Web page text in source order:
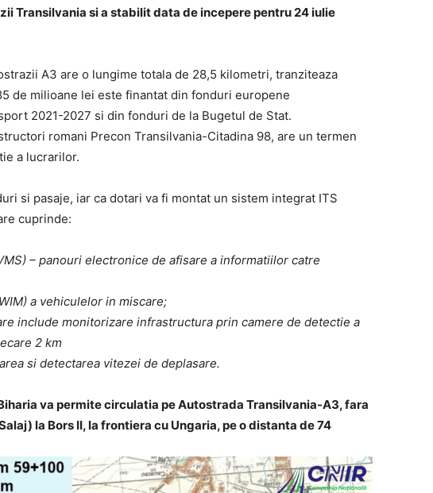
Transilvania si a stabilit data de incepere pentru 24 iulie
A3 are o lungime totala de 28,5 kilometri, tranziteaza
de milioane lei este finantat din fonduri europene
2021-2027 si din fonduri de la Bugetul de Stat.
romani Precon Transilvania-Citadina 98, are un termen
a lucrarilor.
si pasaje, iar ca dotari va fi montat un sistem integrat ITS
cuprinde:
– panouri electronice de afisare a informatiilor catre
a vehiculelor in miscare;
include monitorizare infrastructura prin camere de detectie a
2 km
si detectarea vitezei de deplasare.
va permite circulatia pe Autostrada Transilvania-A3, fara
la Bors II, la frontiera cu Ungaria, pe o distanta de 74